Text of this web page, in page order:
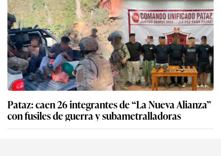
Pataz: caen 26 integrantes de “La Nueva Alianza”
con fusiles de guerra y subametralladoras